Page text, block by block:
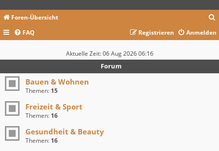
Foren-Übersicht
c
FAQ Anmelden
Registrieren
Aktuelle Zeit: 06 Aug 2026 06:16
Forum
Bauen & Wohnen
Themen: 15
Freizeit & Sport
Themen: 16
Gesundheit & Beauty
Themen: 16